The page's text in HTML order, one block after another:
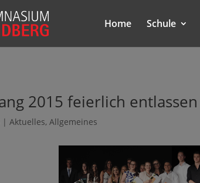
Home Schule
2015 feierlich entlassen
| Aktuelles, Allgemeines